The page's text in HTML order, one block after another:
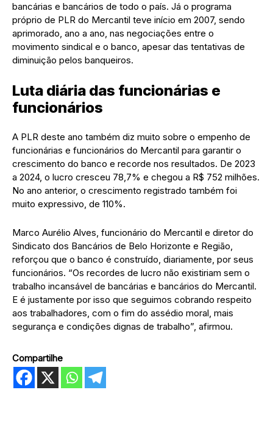
bancárias e bancários de todo o país. Já o programa
próprio de PLR do Mercantil teve início em 2007, sendo
aprimorado, ano a ano, nas negociações entre o
movimento sindical e o banco, apesar das tentativas de
diminuição pelos banqueiros.
Luta diária das funcionárias e
funcionários
A PLR deste ano também diz muito sobre o empenho de
funcionárias e funcionários do Mercantil para garantir o
crescimento do banco e recorde nos resultados. De 2023
a 2024, o lucro cresceu 78,7% e chegou a R$ 752 milhões.
No ano anterior, o crescimento registrado também foi
muito expressivo, de 110%.
Marco Aurélio Alves, funcionário do Mercantil e diretor do
Sindicato dos Bancários de Belo Horizonte e Região,
reforçou que o banco é construído, diariamente, por seus
funcionários. “Os recordes de lucro não existiriam sem o
trabalho incansável de bancárias e bancários do Mercantil.
E é justamente por isso que seguimos cobrando respeito
aos trabalhadores, com o fim do assédio moral, mais
segurança e condições dignas de trabalho”, afirmou.
Compartilhe